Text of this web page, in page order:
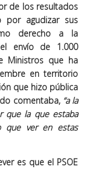
de los resultados
por agudizar sus
derecho a la
envío de 1.000
Ministros que ha
en territorio
que hizo pública
comentaba, “a la
que la que estaba
que ver en estas
es que el PSOE